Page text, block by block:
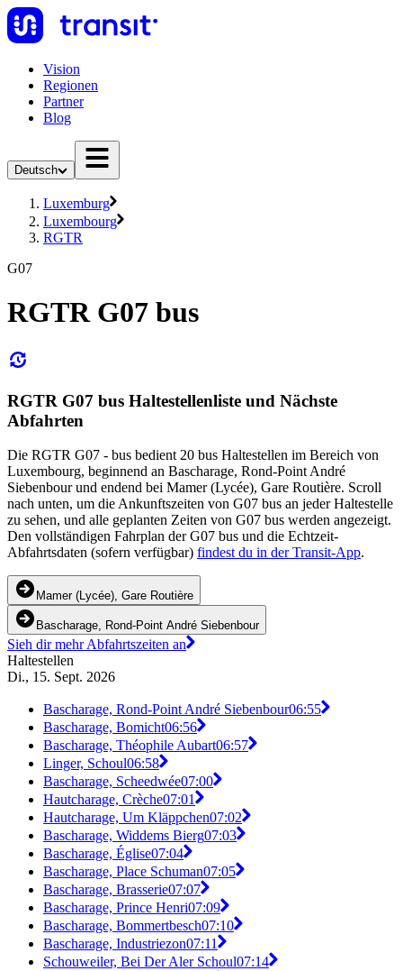
Vision
Regionen
Partner
Blog
Deutsch
Luxemburg
Luxembourg
RGTR
G07
RGTR G07 bus
RGTR G07 bus Haltestellenliste und Nächste
Abfahrten
Die RGTR G07 - bus bedient 20 bus Haltestellen im Bereich von
Luxembourg, beginnend an Bascharage, Rond-Point André
Siebenbour und endend bei Mamer (Lycée), Gare Routière. Scroll
nach unten, um die Ankunftszeiten von G07 bus an jeder Haltestelle
zu sehen, und alle geplanten Zeiten von G07 bus werden angezeigt.
Den vollständigen Fahrplan der G07 bus und die Echtzeit-
Abfahrtsdaten (sofern verfügbar) findest du in der Transit-App.
Mamer (Lycée), Gare Routière
Bascharage, Rond-Point André Siebenbour
Sieh dir mehr Abfahrtszeiten an
Haltestellen
Di., 15. Sept. 2026
Bascharage, Rond-Point André Siebenbour06:55
Bascharage, Bomicht06:56
Bascharage, Théophile Aubart06:57
Linger, Schoul06:58
Bascharage, Scheedwée07:00
Hautcharage, Crèche07:01
Hautcharage, Um Kläppchen07:02
Bascharage, Widdems Bierg07:03
Bascharage, Église07:04
Bascharage, Place Schuman07:05
Bascharage, Brasserie07:07
Bascharage, Prince Henri07:09
Bascharage, Bommertbesch07:10
Bascharage, Industriezon07:11
Schouweiler, Bei Der Aler Schoul07:14